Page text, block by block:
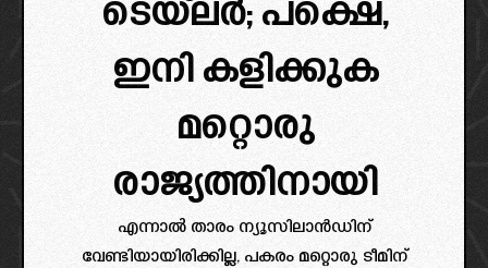
ടെയ്‌ലർ; പക്ഷെ,
ഇനി കളിക്കുക
മറ്റൊരു
രാജ്യത്തിനായി
എന്നാൽ താരം ന്യൂസിലാൻഡിന്
വേണ്ടിയായിരിക്കില്ല, പകരം മറ്റൊരു ടീമിന്